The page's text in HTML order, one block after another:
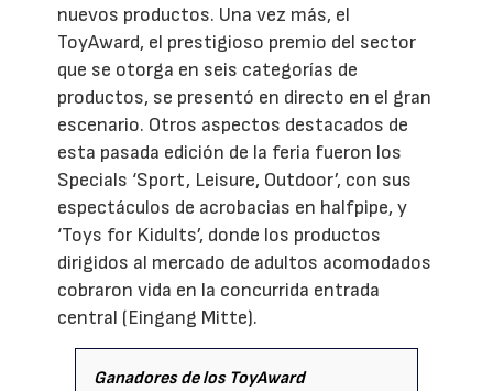
nuevos productos. Una vez más, el
ToyAward, el prestigioso premio del sector
que se otorga en seis categorías de
productos, se presentó en directo en el gran
escenario. Otros aspectos destacados de
esta pasada edición de la feria fueron los
Specials ‘Sport, Leisure, Outdoor’, con sus
espectáculos de acrobacias en halfpipe, y
‘Toys for Kidults’, donde los productos
dirigidos al mercado de adultos acomodados
cobraron vida en la concurrida entrada
central (Eingang Mitte).
Ganadores de los ToyAward